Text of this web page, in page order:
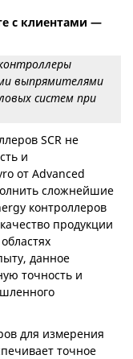
с клиентами —
выпрямителями
систем при
SCR не
и
от Advanced
сложнейшие
контроллеров
продукции
данное
точность и
для измерения
точное